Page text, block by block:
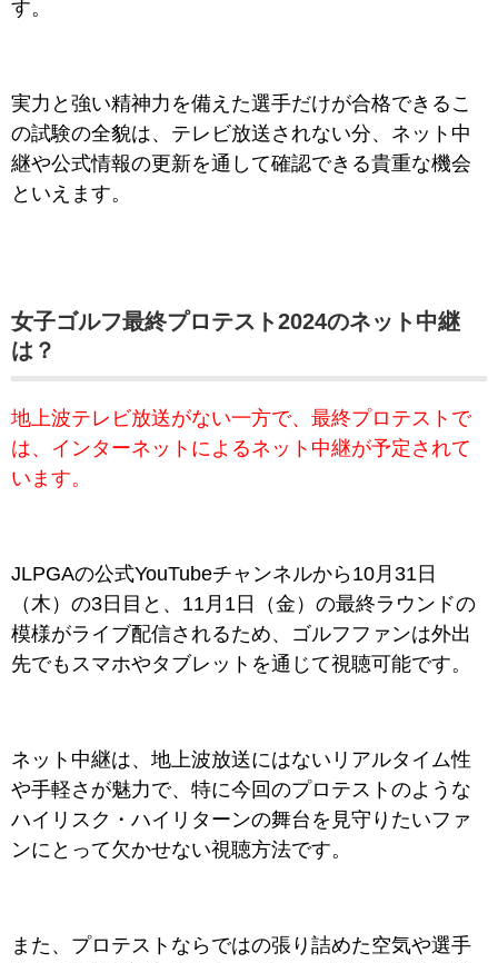
す。
実力と強い精神力を備えた選手だけが合格できるこ
の試験の全貌は、テレビ放送されない分、ネット中
継や公式情報の更新を通して確認できる貴重な機会
といえます。
女子ゴルフ最終プロテスト2024のネット中継
は？
地上波テレビ放送がない一方で、最終プロテストで
は、インターネットによるネット中継が予定されて
います。
JLPGAの公式YouTubeチャンネルから10月31日
（木）の3日目と、11月1日（金）の最終ラウンドの
模様がライブ配信されるため、ゴルフファンは外出
先でもスマホやタブレットを通じて視聴可能です。
ネット中継は、地上波放送にはないリアルタイム性
や手軽さが魅力で、特に今回のプロテストのような
ハイリスク・ハイリターンの舞台を見守りたいファ
ンにとって欠かせない視聴方法です。
また、プロテストならではの張り詰めた空気や選手